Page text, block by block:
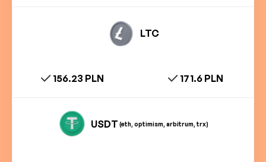
LTC
156.23 PLN 171.6 PLN
USDT (eth, optimism, arbitrum, trx)